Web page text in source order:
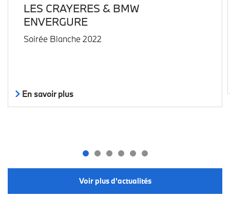
LES CRAYERES & BMW
ENVERGURE
Soirée Blanche 2022
En savoir plus
Voir plus d'actualités